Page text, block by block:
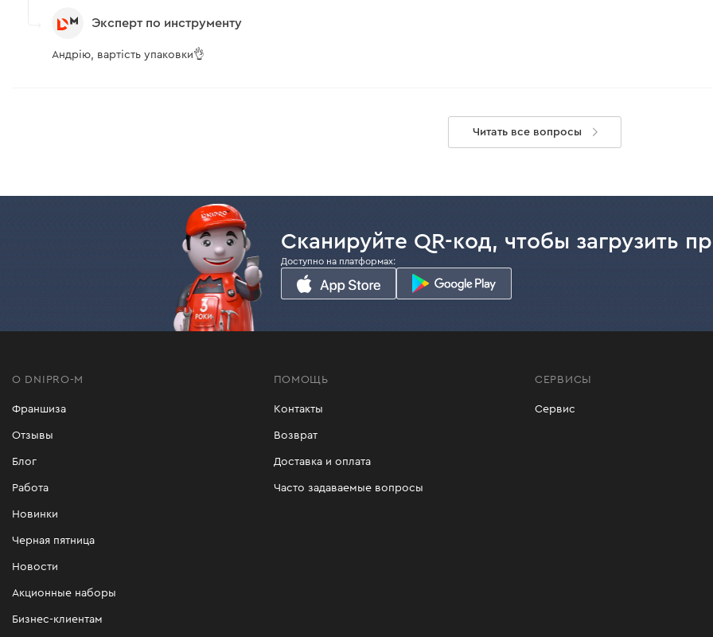
Эксперт по инструменту
Андрію, вартість упаковки👌
Читать все вопросы
Сканируйте QR-код, чтобы загрузить
Доступно на платформах:
О DNIPRO-M
Франшиза
Отзывы
Блог
Работа
Новинки
Черная пятница
Новости
Акционные наборы
Бизнес-клиентам
ПОМОЩЬ
Контакты
Возврат
Доставка и оплата
Часто задаваемые вопросы
СЕРВИСЫ
Сервис